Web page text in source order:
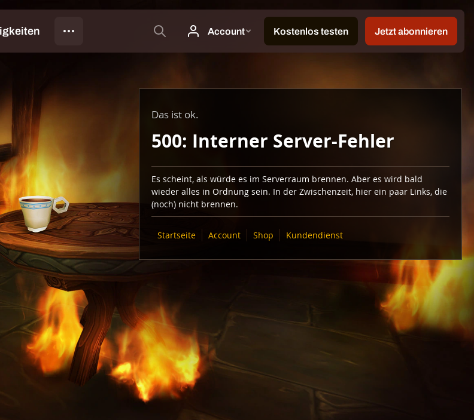
Das ist ok.
500: Interner Server-Fehler
Es scheint, als würde es im Serverraum brennen. Aber es wird bald
wieder alles in Ordnung sein. In der Zwischenzeit, hier ein paar Links, die
(noch) nicht brennen.
Startseite Account Shop Kundendienst